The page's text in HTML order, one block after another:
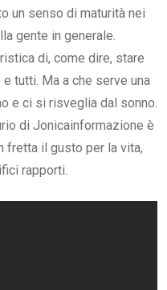
un senso di maturità nei
gente in generale.
di, come dire, stare
tutti. Ma a che serve una
e ci si risveglia dal sonno.
di Jonicainformazione è
fretta il gusto per la vita,
rapporti.